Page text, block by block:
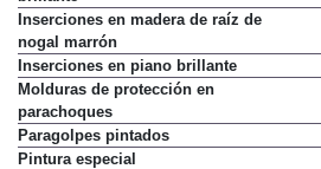
Inserciones en madera de raíz de
nogal marrón
Inserciones en piano brillante
Molduras de protección en
parachoques
Paragolpes pintados
Pintura especial